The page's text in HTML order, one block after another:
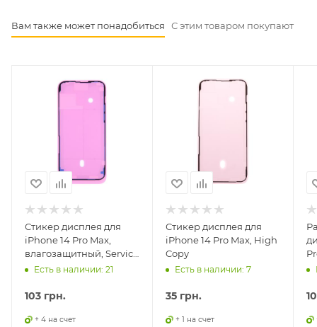
Вам также может понадобиться С этим товаром покупают
Стикер дисплея для
iPhone 14 Pro Max,
влагозащитный, Service
оригинал
Есть в наличии: 21
103 грн.
+ 4 на счет
Стикер дисплея для
iPhone 14 Pro Max, High
Copy
Есть в наличии: 7
35 грн.
+ 1 на счет